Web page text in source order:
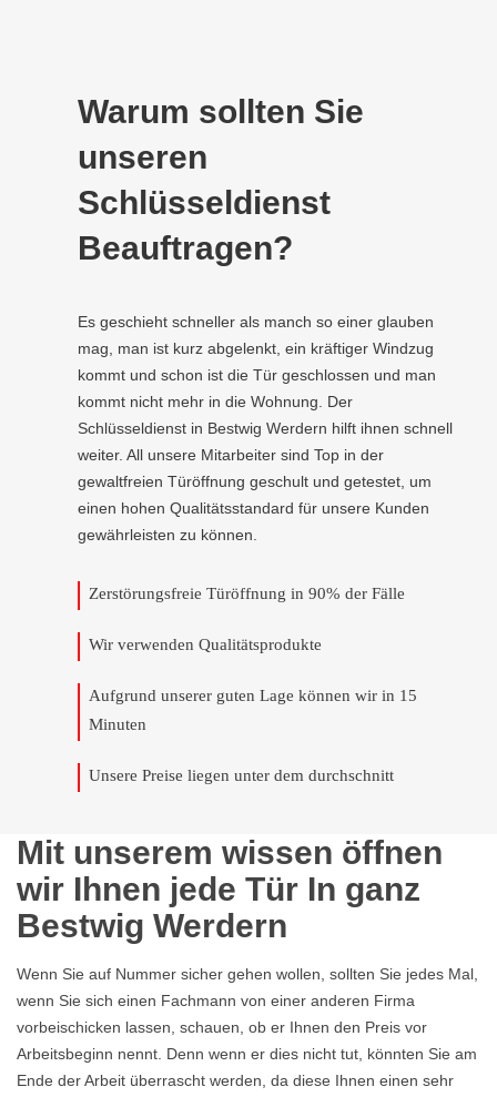
Warum sollten Sie
unseren
Schlüsseldienst
Beauftragen?
Es geschieht schneller als manch so einer glauben
mag, man ist kurz abgelenkt, ein kräftiger Windzug
kommt und schon ist die Tür geschlossen und man
kommt nicht mehr in die Wohnung. Der
Schlüsseldienst in Bestwig Werdern hilft ihnen schnell
weiter. All unsere Mitarbeiter sind Top in der
gewaltfreien Türöffnung geschult und getestet, um
einen hohen Qualitätsstandard für unsere Kunden
gewährleisten zu können.
Zerstörungsfreie Türöffnung in 90% der Fälle
Wir verwenden Qualitätsprodukte
Aufgrund unserer guten Lage können wir in 15
Minuten
Unsere Preise liegen unter dem durchschnitt
Mit unserem wissen öffnen
wir Ihnen jede Tür In ganz
Bestwig Werdern
Wenn Sie auf Nummer sicher gehen wollen, sollten Sie jedes Mal,
wenn Sie sich einen Fachmann von einer anderen Firma
vorbeischicken lassen, schauen, ob er Ihnen den Preis vor
Arbeitsbeginn nennt. Denn wenn er dies nicht tut, könnten Sie am
Ende der Arbeit überrascht werden, da diese Ihnen einen sehr